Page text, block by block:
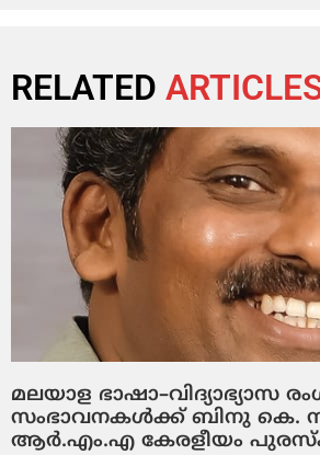
RELATED
മലയാള ഭാഷാ–വിദ്യാഭ്യാസ
സംഭാവനകൾക്ക് ബിനു കെ.
ആർ.എം.എ കേരളീയം